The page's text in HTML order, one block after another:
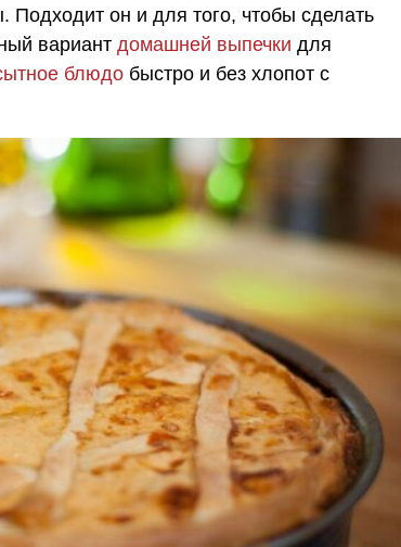
Подходит он и для того, чтобы сделать
вариант домашней выпечки для
блюдо быстро и без хлопот с